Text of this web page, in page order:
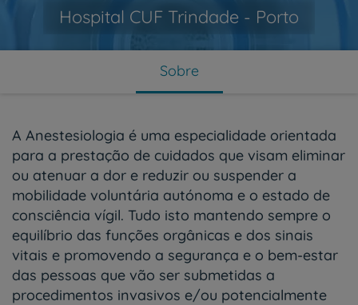
Para profissionais
Hospital CUF Trindade - Porto
Sobre
A Anestesiologia é uma especialidade orientada
para a prestação de cuidados que visam eliminar
ou atenuar a dor e reduzir ou suspender a
mobilidade voluntária autónoma e o estado de
consciência vígil. Tudo isto mantendo sempre o
equilíbrio das funções orgânicas e dos sinais
vitais e promovendo a segurança e o bem-estar
das pessoas que vão ser submetidas a
procedimentos invasivos e/ou potencialmente